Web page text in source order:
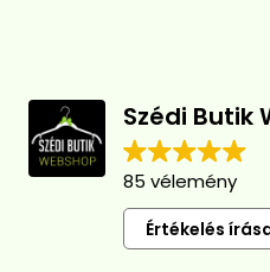
Szédi Butik
85 vélemény
Értékelés
A Szédi Butik
(www.szedibutik.hu)
elragadtatottak a
szolgáltatás és gyors,
egynapos szállítás
ruházat gyönyörűen